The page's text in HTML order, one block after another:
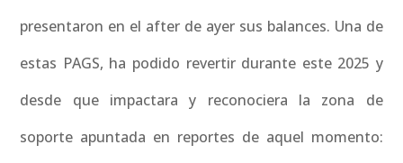
presentaron en el after de ayer sus balances. Una de
estas PAGS, ha podido revertir durante este 2025 y
desde que impactara y reconociera la zona de
soporte apuntada en reportes de aquel momento: